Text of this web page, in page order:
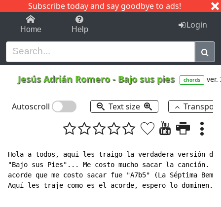
Subscribe today and say goodbye to ads!
1-9 C I J
Home Help Login
Jesús Adrián Romero- Bajo sus pies chords ver.
Autoscroll Text size
Hola a todos, aqui les traigo la verdadera versión de
"Bajo sus Pies"... Me costo mucho sacar la canción.
acorde que me costo sacar fue "A7b5" (La Séptima
Aquí les traje como es el acorde, espero lo dominen.